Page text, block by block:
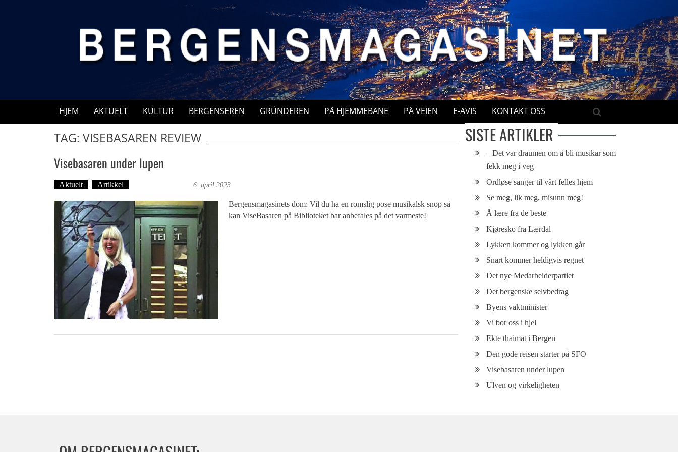
HJEM AKTUELT KULTUR BERGENSEREN GRÜNDEREN PÅ HJEMMEBANE PÅ VEIEN E-AVIS KONTAKT OSS
TAG: VISEBASAREN REVIEW
Visebasaren under lupen
Aktuelt Artikkel 6. april 2023
Bergensmagasinets dom: Vil du ha en romslig pose musikalsk snop så
kan ViseBasaren på Biblioteket bar anbefales på det varmeste!
SISTE ARTIKLER
– Det var draumen om å bli musikar som
fekk meg i veg
Ordløse sanger til vårt felles hjem
Se meg, lik meg, misunn meg!
Å lære fra de beste
Kjøresko fra Lærdal
Lykken kommer og lykken går
Snart kommer heldigvis regnet
Det nye Medarbeiderpartiet
Det bergenske selvbedrag
Byens vaktminister
Vi bor oss i hjel
Ekte thaimat i Bergen
Den gode reisen starter på SFO
Visebasaren under lupen
Ulven og virkeligheten